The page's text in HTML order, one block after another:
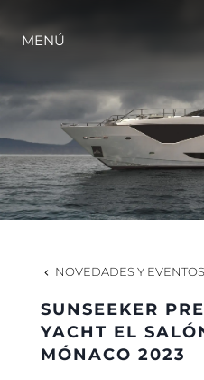
VALORE SU
MENÚ
NOVEDADES Y EVENTOS
SUNSEEKER
YACHT EL
MÓNACO 2023